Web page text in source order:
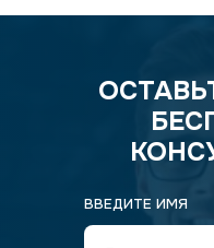
ВВЕДИТЕ ИМЯ